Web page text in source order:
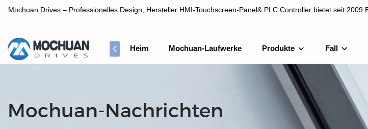
Mochuan Drives – Professionelles Design, Hersteller HMI-Touchscreen-Panel& PLC Controller bietet seit 2009
Professionelles Design, Hersteller HMI-Touchscreen-Panel& PLC Controller bietet seit 2009
Heim Mochuan-Laufwerke Produkte Fall
Mochuan-Nachrichten